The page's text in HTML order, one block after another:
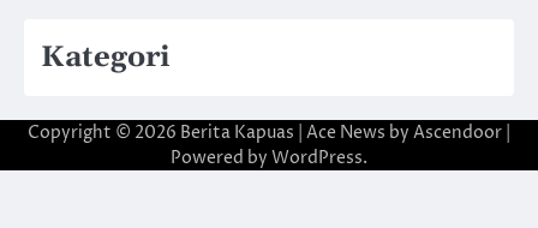
Kategori
Copyright © 2026 Berita Kapuas | Ace News by Ascendoor
Powered by WordPress.